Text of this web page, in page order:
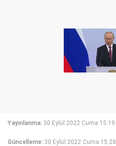
Yayınlanma: 30 Eylül 2022 Cuma 15:19
Güncelleme: 30 Eylül 2022 Cuma 15:28